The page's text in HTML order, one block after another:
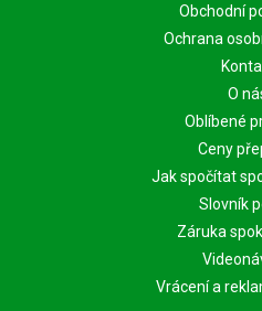
Obchodní
Ochrana
O
Oblíbené
Ceny
Jak spočítat
Slovník
Záruka
Vrácení a